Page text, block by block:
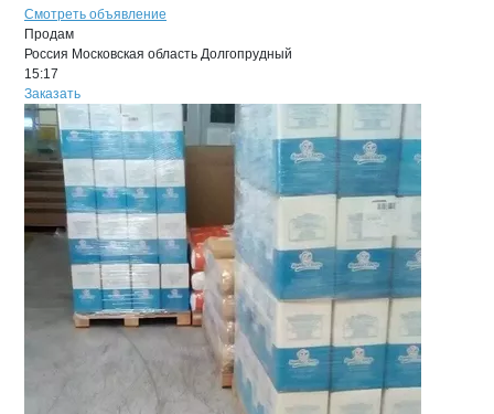
Смотреть объявление
Продам
Россия Московская область Долгопрудный
15:17
Заказать